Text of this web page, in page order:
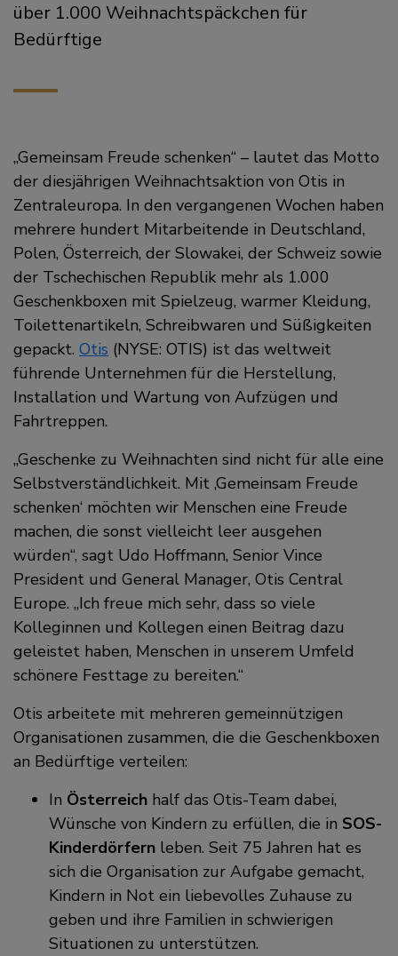
über 1.000 Weihnachtspäckchen für
Bedürftige
„Gemeinsam Freude schenken“ – lautet das Motto
der diesjährigen Weihnachtsaktion von Otis in
Zentraleuropa. In den vergangenen Wochen haben
mehrere hundert Mitarbeitende in Deutschland,
Polen, Österreich, der Slowakei, der Schweiz sowie
der Tschechischen Republik mehr als 1.000
Geschenkboxen mit Spielzeug, warmer Kleidung,
Toilettenartikeln, Schreibwaren und Süßigkeiten
gepackt. Otis (NYSE: OTIS) ist das weltweit
führende Unternehmen für die Herstellung,
Installation und Wartung von Aufzügen und
Fahrtreppen.
„Geschenke zu Weihnachten sind nicht für alle eine
Selbstverständlichkeit. Mit ,Gemeinsam Freude
schenken‘ möchten wir Menschen eine Freude
machen, die sonst vielleicht leer ausgehen
würden“, sagt Udo Hoffmann, Senior Vince
President und General Manager, Otis Central
Europe. „Ich freue mich sehr, dass so viele
Kolleginnen und Kollegen einen Beitrag dazu
geleistet haben, Menschen in unserem Umfeld
schönere Festtage zu bereiten.“
Otis arbeitete mit mehreren gemeinnützigen
Organisationen zusammen, die die Geschenkboxen
an Bedürftige verteilen:
In Österreich half das Otis-Team dabei,
Wünsche von Kindern zu erfüllen, die in SOS-
Kinderdörfern leben. Seit 75 Jahren hat es
sich die Organisation zur Aufgabe gemacht,
Kindern in Not ein liebevolles Zuhause zu
geben und ihre Familien in schwierigen
Situationen zu unterstützen.